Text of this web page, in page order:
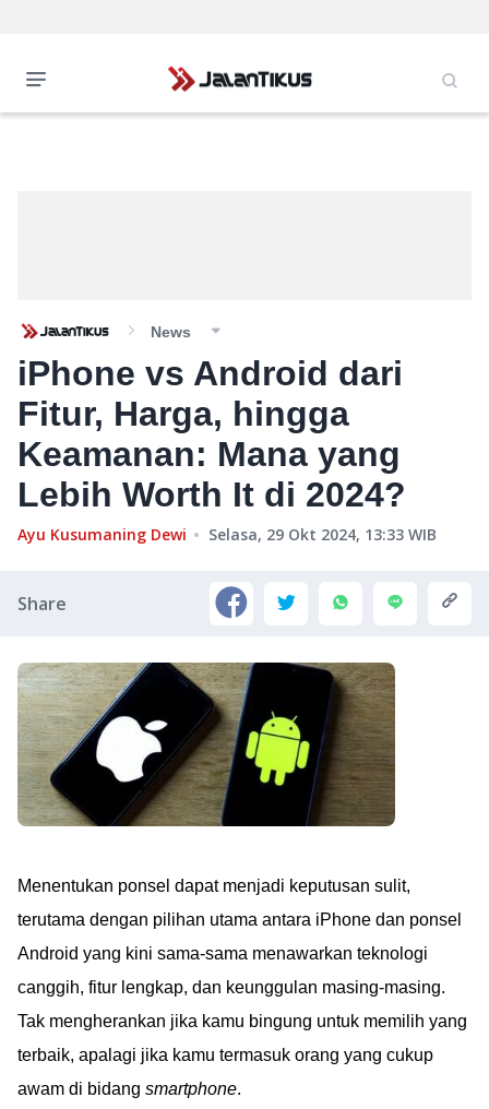
News
iPhone vs Android dari
Fitur, Harga, hingga
Keamanan: Mana yang
Lebih Worth It di 2024?
Ayu Kusumaning Dewi Selasa, 29 Okt 2024, 13:33 WIB
Share
Menentukan ponsel dapat menjadi keputusan sulit,
terutama dengan pilihan utama antara iPhone dan ponsel
Android yang kini sama-sama menawarkan teknologi
canggih, fitur lengkap, dan keunggulan masing-masing.
Tak mengherankan jika kamu bingung untuk memilih yang
terbaik, apalagi jika kamu termasuk orang yang cukup
awam di bidang smartphone.